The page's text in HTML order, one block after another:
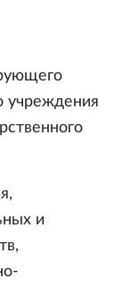
учреждения
и